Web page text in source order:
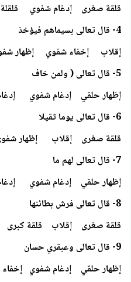
قلقة صغرى إدغام شفوي
4- قال تعالى بسيماهم فيؤخذ
إقلاب إخفاء شفوي إظهار
5- قال تعالى ( ولمن خاف
إظهار حلقي إدغام شفوي
6- قال تعالى يوما ثقيلا
قلقة صغرى إقلاب إظهار
7- قال تعالى لهم ما
إظهار حلقي إدغام شفوي
8- قال تعالى فرش بطائنها
قلقة صغرى إقلاب قلقة كبرى
9- قال تعالى وعبقري حسان
إظهار حلقي إدغام شفوي